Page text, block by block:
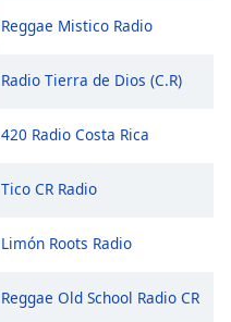
Reggae Mistico Radio
Radio Tierra de Dios (C.R)
420 Radio Costa Rica
Tico CR Radio
Limón Roots Radio
Reggae Old School Radio CR